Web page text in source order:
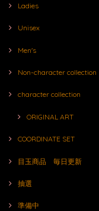
Ladies
Unisex
Men's
Non-character collection
character collection
ORIGINAL ART
COORDINATE SET
目玉商品 毎日更新
抽選
準備中